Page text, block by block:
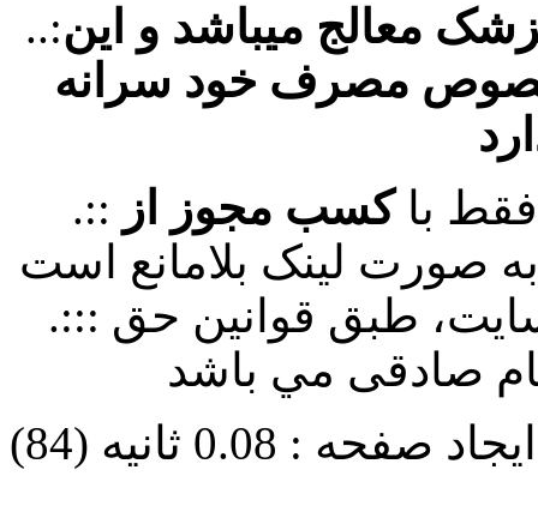
..:معالج میباشد و این
خصوص مصرف خود سرانه
.::
باکسب مجوز از
.::: طبق قوانین حق
صادقی مي باشد
: 0.08 ثانیه (84)